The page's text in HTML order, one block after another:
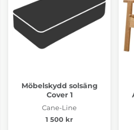
Möbelskydd solsäng
Cover 1
Cane-Line
1 500 kr